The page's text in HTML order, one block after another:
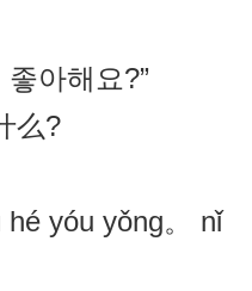
아해요?”
么?
yóu yǒng。 nǐ